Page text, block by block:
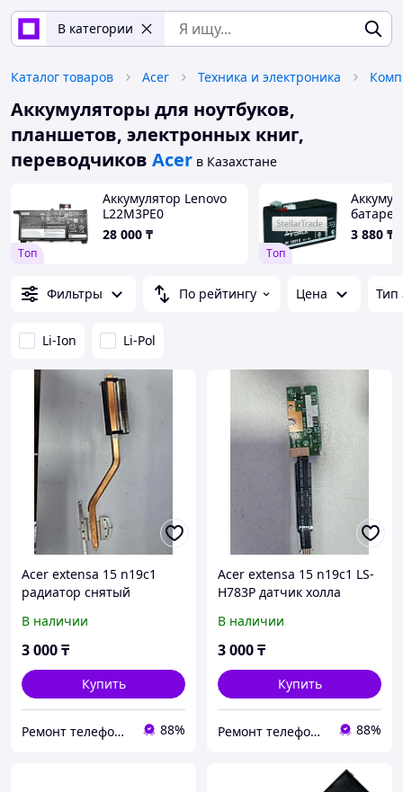
В категории
Каталог товаров Acer Техника и электроника
Аккумуляторы для ноутбуков,
планшетов, электронных книг,
переводчиков Acer в Казахстане
Tоп
Аккумулятор Lenovo
L22M3PE0
28 000 ₸
Tоп
3 880 ₸
Фильтры По рейтингу Цена Тип
Li-Ion Li-Pol
Acer extensa 15 n19c1
радиатор снятый
В наличии
3 000₸
Купить
Ремонт телефонов, ноутбуков, в Алматы Запчасти - TelePORT 88%
Acer extensa 15 n19c1 LS-
H783P датчик холла
В наличии
3 000₸
Купить
Ремонт телефонов, ноутбуков, в Алматы Запчасти - TelePORT 88%